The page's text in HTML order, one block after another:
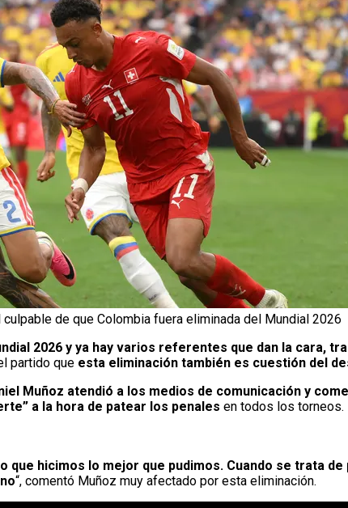
de que Colombia fuera eliminada del Mundial 2026
2026 y ya hay varios referentes que dan la cara,
partido que esta eliminación también es cuestión del
Muñoz atendió a los medios de comunicación y
a la hora de patear los penales en todos los torneos.
que hicimos lo mejor que pudimos. Cuando se trata
“, comentó Muñoz muy afectado por esta eliminación.